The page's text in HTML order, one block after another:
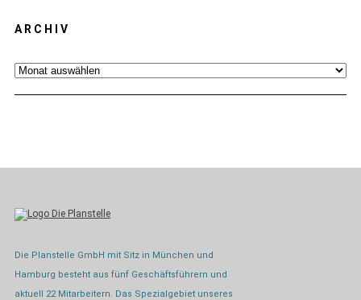
ARCHIV
Archiv
Die Planstelle GmbH mit Sitz in München und
Hamburg besteht aus fünf Geschäftsführern und
aktuell 22 Mitarbeitern. Das Spezialgebiet unseres